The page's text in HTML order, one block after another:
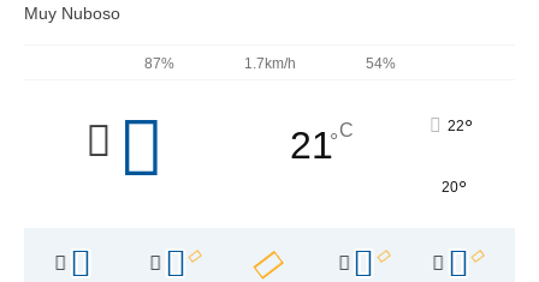
Muy Nuboso
87% 1.7km/h 54%
21°C 22°
20°